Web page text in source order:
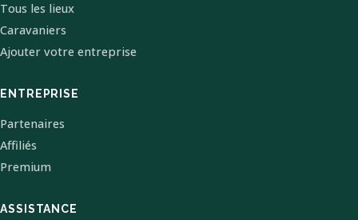
Tous les lieux
Caravaniers
Ajouter votre entreprise
ENTREPRISE
Partenaires
Affiliés
Premium
ASSISTANCE